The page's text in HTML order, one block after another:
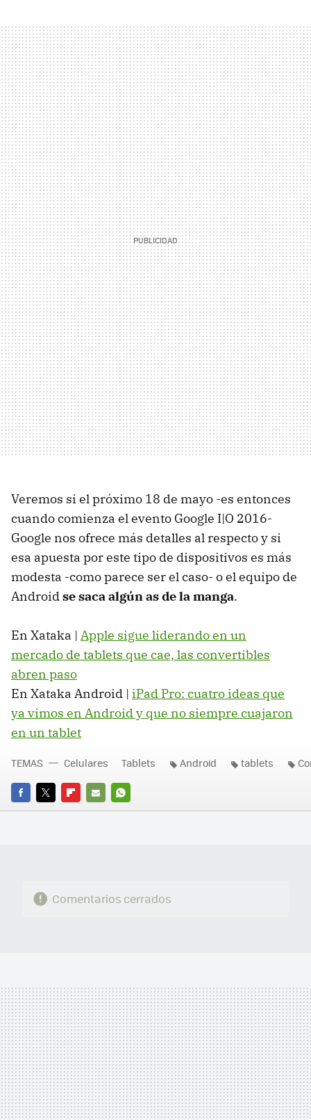
Veremos si el próximo 18 de mayo -es entonces
cuando comienza el evento Google I|O 2016-
Google nos ofrece más detalles al respecto y si
esa apuesta por este tipo de dispositivos es más
modesta -como parece ser el caso- o el equipo de
Androidse saca algún as de la manga.
En Xataka | Apple sigue liderando en un
mercado de tablets que cae, las convertibles
abren paso
En Xataka Android | iPad Pro: cuatro ideas que
ya vimos en Android y que no siempre cuajaron
en un tablet
FACEBOOK
TWITTERFLIPBOARD
E-
WHATSAPP
TEMAS Celulares Tablets Android tablets
Comentarios cerrados